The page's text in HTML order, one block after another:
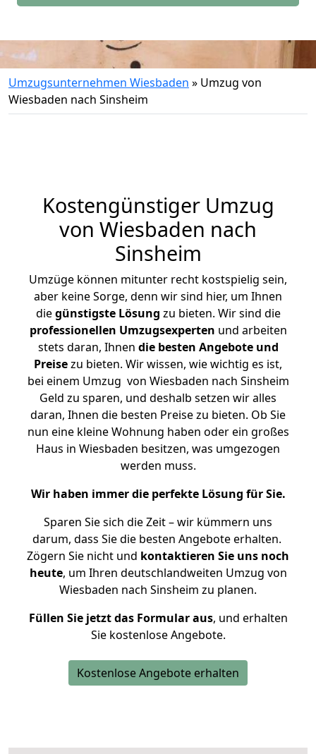
Umzugsunternehmen Wiesbaden » Umzug von
Wiesbaden nach Sinsheim
Kostengünstiger Umzug
von Wiesbaden nach
Sinsheim
Umzüge können mitunter recht kostspielig sein,
aber keine Sorge, denn wir sind hier, um Ihnen
diegünstigste Lösung zu bieten. Wir sind die
professionellen Umzugsexperten und arbeiten
stets daran, Ihnen die besten Angebote und
Preisezu bieten. Wir wissen, wie wichtig es ist,
bei einem Umzug von Wiesbaden nach Sinsheim
Geld zu sparen, und deshalb setzen wir alles
daran, Ihnen die besten Preise zu bieten. Ob Sie
nun eine kleine Wohnung haben oder ein großes
Haus in Wiesbaden besitzen, was umgezogen
werden muss.
Wir haben immer die perfekte Lösung für Sie.
Sparen Sie sich die Zeit – wir kümmern uns
darum, dass Sie die besten Angebote erhalten.
Zögern Sie nicht und kontaktieren Sie uns noch
heute, um Ihren deutschlandweiten Umzug von
Wiesbaden nach Sinsheim zu planen.
Füllen Sie jetzt das Formular aus, und erhalten
Sie kostenlose Angebote.
Kostenlose Angebote erhalten